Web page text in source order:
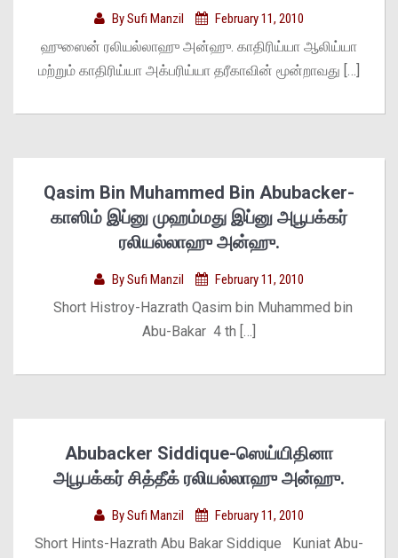
BySufi Manzil February 11, 2010
ஹுஸைன் ரலியல்லாஹு அன்ஹு. காதிரிய்யா ஆலிய்யா
மற்றும் காதிரிய்யா அக்பரிய்யா தரீகாவின் மூன்றாவது […]
Qasim Bin Muhammed Bin Abubacker-
காஸிம் இப்னு முஹம்மது இப்னு அபூபக்கர்
ரலியல்லாஹு அன்ஹு.
BySufi Manzil February 11, 2010
Short Histroy-Hazrath Qasim bin Muhammed bin
Abu-Bakar 4 th […]
Abubacker Siddique-ஸெய்யிதினா
அபூபக்கர் சித்தீக் ரலியல்லாஹு அன்ஹு.
BySufi Manzil February 11, 2010
Short Hints-Hazrath Abu Bakar Siddique Kuniat Abu-